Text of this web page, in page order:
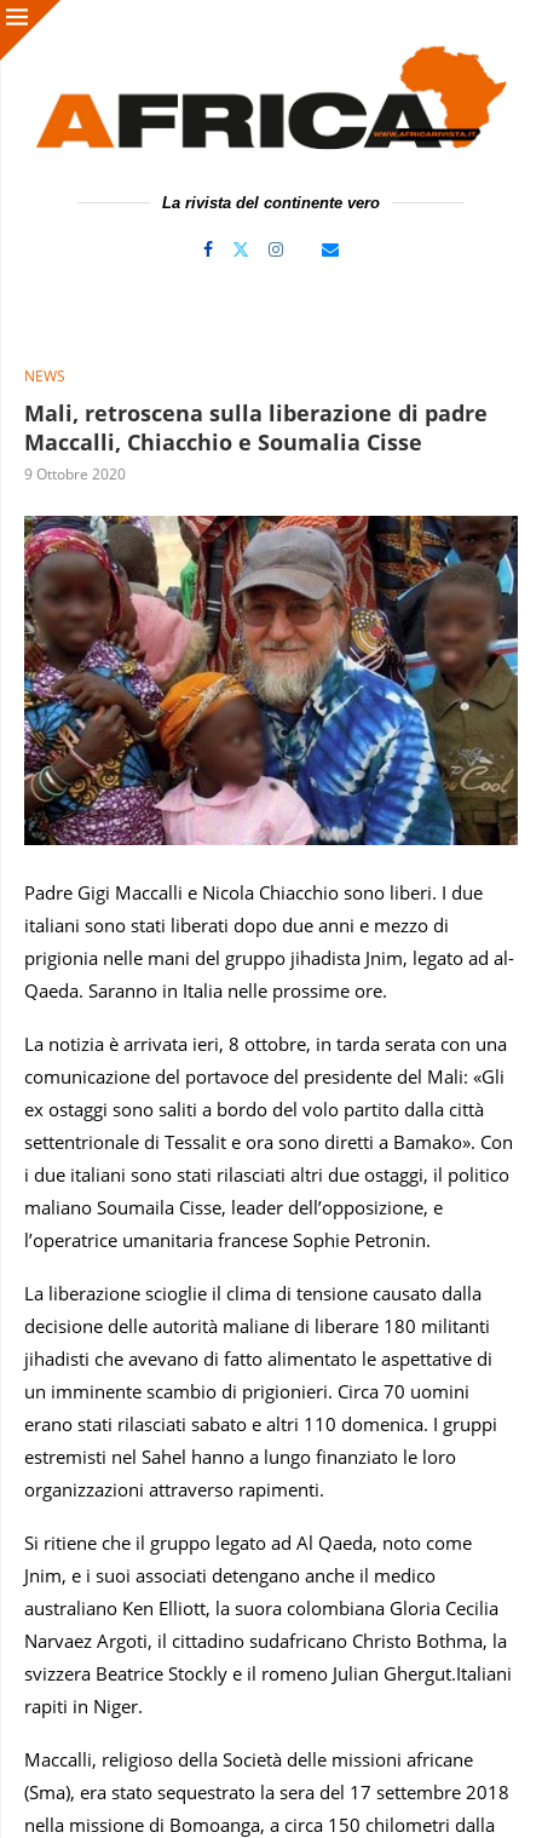
La rivista del continente vero
NEWS
Mali, retroscena sulla liberazione di padre
Maccalli, Chiacchio e Soumalia Cisse
9 Ottobre 2020
Padre Gigi Maccalli e Nicola Chiacchio sono liberi. I due
italiani sono stati liberati dopo due anni e mezzo di
prigionia nelle mani del gruppo jihadista Jnim, legato ad al-
Qaeda. Saranno in Italia nelle prossime ore.
La notizia è arrivata ieri, 8 ottobre, in tarda serata con una
comunicazione del portavoce del presidente del Mali: «Gli
ex ostaggi sono saliti a bordo del volo partito dalla città
settentrionale di Tessalit e ora sono diretti a Bamako». Con
i due italiani sono stati rilasciati altri due ostaggi, il politico
maliano Soumaila Cisse, leader dell’opposizione, e
l’operatrice umanitaria francese Sophie Petronin.
La liberazione scioglie il clima di tensione causato dalla
decisione delle autorità maliane di liberare 180 militanti
jihadisti che avevano di fatto alimentato le aspettative di
un imminente scambio di prigionieri. Circa 70 uomini
erano stati rilasciati sabato e altri 110 domenica. I gruppi
estremisti nel Sahel hanno a lungo finanziato le loro
organizzazioni attraverso rapimenti.
Si ritiene che il gruppo legato ad Al Qaeda, noto come
Jnim, e i suoi associati detengano anche il medico
australiano Ken Elliott, la suora colombiana Gloria Cecilia
Narvaez Argoti, il cittadino sudafricano Christo Bothma, la
svizzera Beatrice Stockly e il romeno Julian Ghergut.Italiani
rapiti in Niger.
Maccalli, religioso della Società delle missioni africane
(Sma), era stato sequestrato la sera del 17 settembre 2018
nella missione di Bomoanga, a circa 150 chilometri dalla